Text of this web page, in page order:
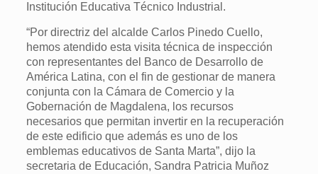
Institución Educativa Técnico Industrial.
“Por directriz del alcalde Carlos Pinedo Cuello,
hemos atendido esta visita técnica de inspección
con representantes del Banco de Desarrollo de
América Latina, con el fin de gestionar de manera
conjunta con la Cámara de Comercio y la
Gobernación de Magdalena, los recursos
necesarios que permitan invertir en la recuperación
de este edificio que además es uno de los
emblemas educativos de Santa Marta”, dijo la
secretaria de Educación, Sandra Patricia Muñoz